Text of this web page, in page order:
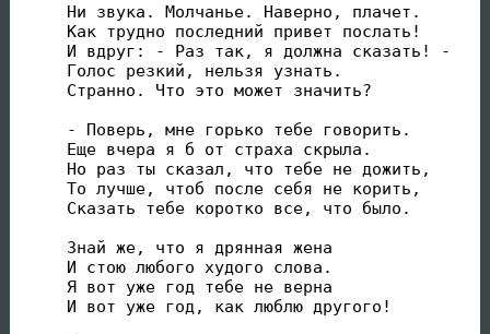
Ни звука. Молчанье. Наверно, плачет.
Как трудно последний привет послать!
И вдруг: - Раз так, я должна сказать! -
Голос резкий, нельзя узнать.
Странно. Что это может значить?
- Поверь, мне горько тебе говорить.
Еще вчера я б от страха скрыла.
Но раз ты сказал, что тебе не дожить,
То лучше, чтоб после себя не корить,
Сказать тебе коротко все, что было.
Знай же, что я дрянная жена
И стою любого худого слова.
Я вот уже год тебе не верна
И вот уже год, как люблю другого!